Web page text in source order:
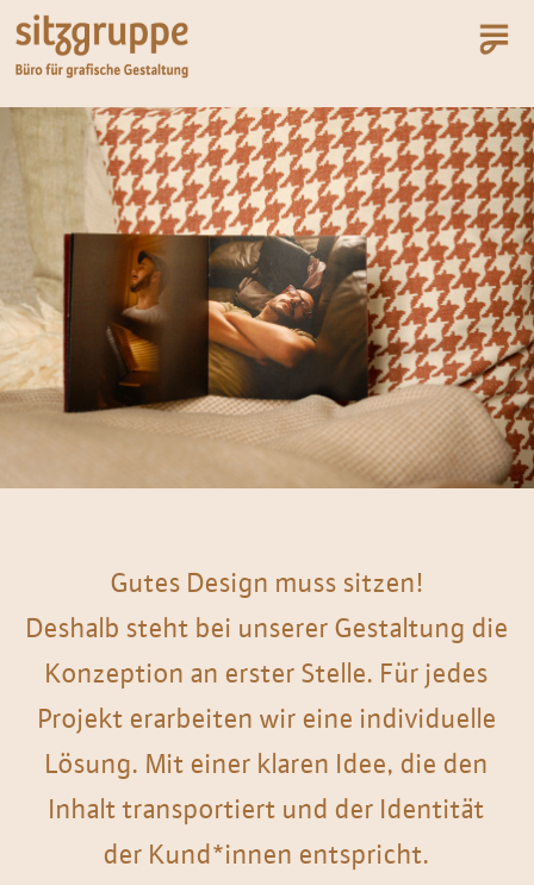
Gutes Design muss sitzen!
Deshalb steht bei unserer Gestaltung die
Konzeption an erster Stelle. Für jedes
Projekt erarbeiten wir eine individuelle
Lösung. Mit einer klaren Idee, die den
Inhalt transportiert und der Identität
der Kund*innen entspricht.